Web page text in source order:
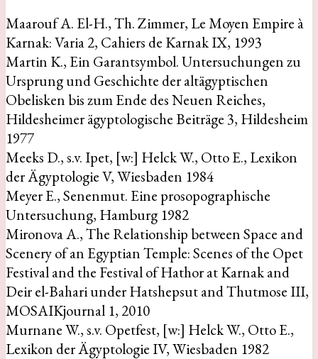
Maarouf A. El-H., Th. Zimmer, Le Moyen Empire à
Karnak: Varia 2, Cahiers de Karnak IX, 1993
Martin K., Ein Garantsymbol. Untersuchungen zu
Ursprung und Geschichte der altägyptischen
Obelisken bis zum Ende des Neuen Reiches,
Hildesheimer ägyptologische Beiträge 3, Hildesheim
1977
Meeks D., s.v. Ipet, [w:] Helck W., Otto E., Lexikon
der Ägyptologie V, Wiesbaden 1984
Meyer E., Senenmut. Eine prosopographische
Untersuchung, Hamburg 1982
Mironova A., The Relationship between Space and
Scenery of an Egyptian Temple: Scenes of the Opet
Festival and the Festival of Hathor at Karnak and
Deir el-Bahari under Hatshepsut and Thutmose III,
MOSAIKjournal 1, 2010
Murnane W., s.v. Opetfest, [w:] Helck W., Otto E.,
Lexikon der Ägyptologie IV, Wiesbaden 1982